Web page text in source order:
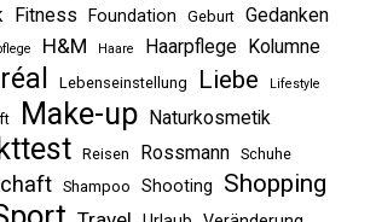
Fitness Foundation Geburt Gedanken
H&M Haare Haarpflege Kolumne
Lebenseinstellung Liebe Lifestyle
Make-up Naturkosmetik
Reisen Rossmann Schuhe
Shampoo Shooting Shopping